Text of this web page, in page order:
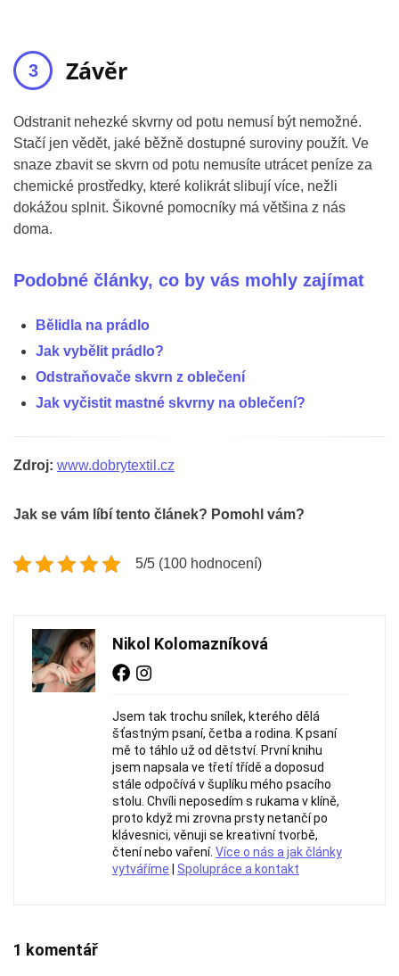
Závěr
Odstranit nehezké skvrny od potu nemusí být nemožné.
Stačí jen vědět, jaké běžně dostupné suroviny použít. Ve
snaze zbavit se skvrn od potu nemusíte utrácet peníze za
chemické prostředky, které kolikrát slibují více, nežli
dokážou splnit. Šikovné pomocníky má většina z nás
doma.
Podobné články, co by vás mohly zajímat
Bělidla na prádlo
Jak vybělit prádlo?
Odstraňovače skvrn z oblečení
Jak vyčistit mastné skvrny na oblečení?
Zdroj: www.dobrytextil.cz
Jak se vám líbí tento článek? Pomohl vám?
5/5 (100 hodnocení)
Nikol Kolomazníková
Jsem tak trochu snílek, kterého dělá
šťastným psaní, četba a rodina. K psaní
mě to táhlo už od dětství. První knihu
jsem napsala ve třetí třídě a doposud
stále odpočívá v šuplíku mého psacího
stolu. Chvíli neposedím s rukama v klíně,
proto když mi zrovna prsty netančí po
klávesnici, věnuji se kreativní tvorbě,
čtení nebo vaření. Více o nás a jak články
vytváříme
Spolupráce a kontakt
1 komentář